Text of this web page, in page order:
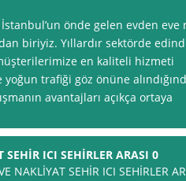
önde gelen evden eve
biriyiz. Yıllardır sektörde
en kaliteli hizmeti
trafiği göz önüne
avantajları açıkça ortaya
SEHİR ICI SEHİRLER ARASI 0
NAKLİYAT SEHİR ICI SEHİRLER